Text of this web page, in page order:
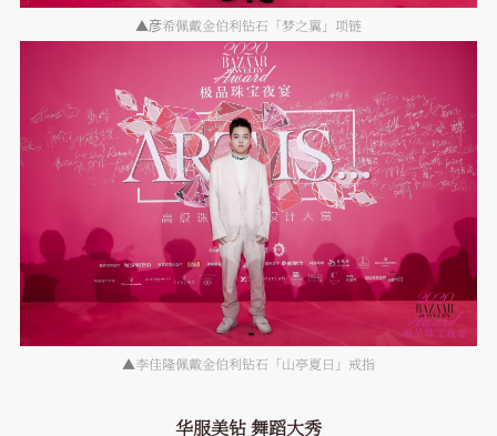
▲彦希佩戴金伯利钻石「梦之翼」项链
▲李佳隆佩戴金伯利钻石「山亭夏日」戒指
华服美钻 舞蹈大秀